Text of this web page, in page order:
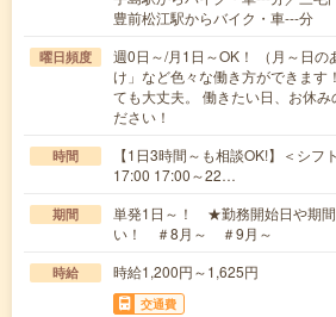
豊前松江駅からバイク・車---分
曜日頻度
週0日～/月1日～OK！ （月～日
け」など色々な働き方ができま
ても大丈夫。 働きたい日、お休み
ださい！
時間
【1日3時間～も相談OK!】＜シ
17:00 17:00～22…
期間
単発1日～！ ★勤務開始日や期間
い！ ＃8月～ ＃9月～
時給 時給1,200円～1,625円
交通費